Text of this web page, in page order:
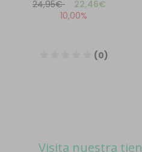
Visita nuestra